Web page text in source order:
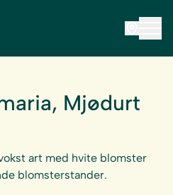
Mjødurt
art med hvite blomster
blomsterstander.